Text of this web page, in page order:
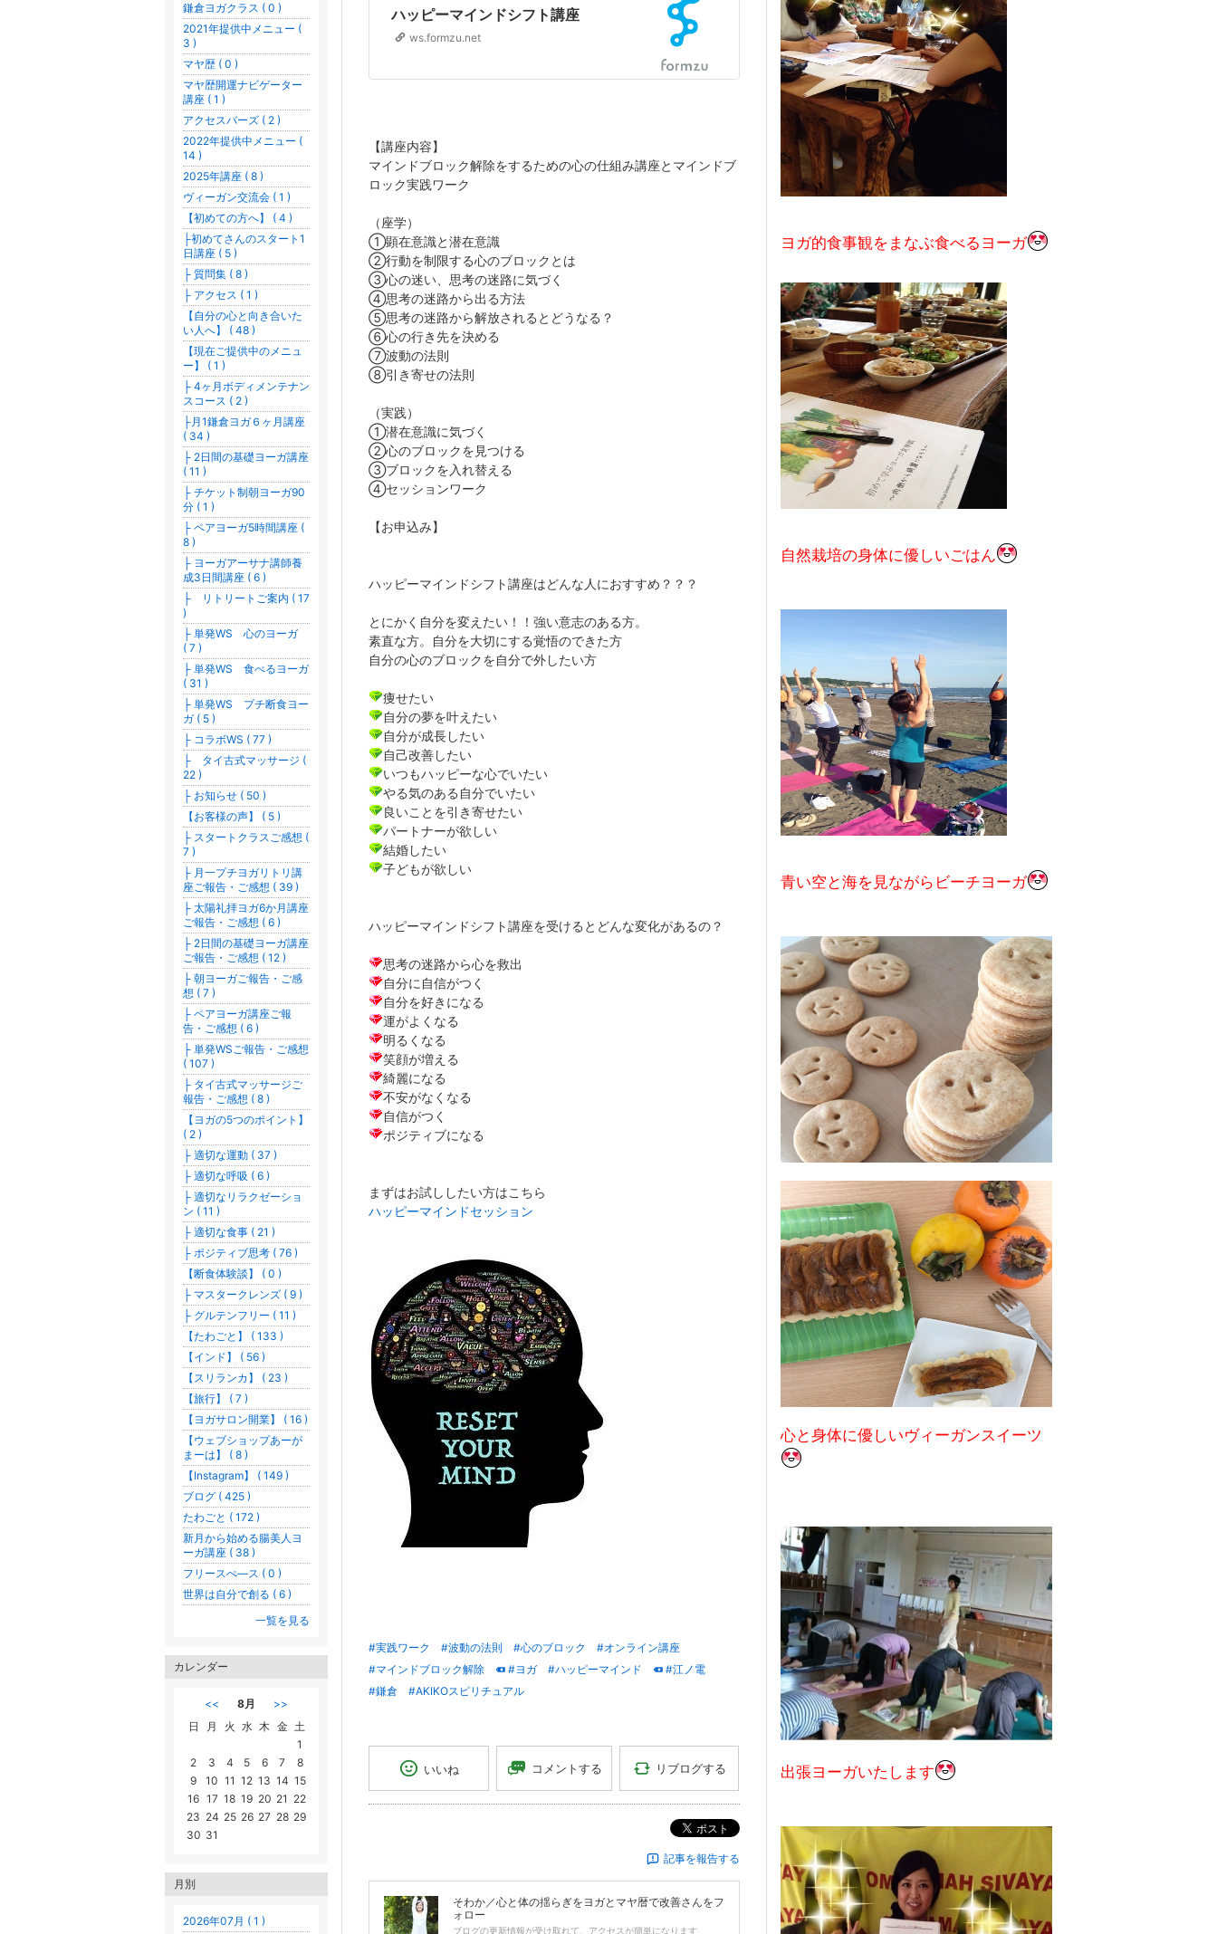
ハッピーマインドシフト講座
ws.formzu.net
【講座内容】
マインドブロック解除をするための心の仕組み講座とマインドブ
ロック実践ワーク
（座学）
①顕在意識と潜在意識
②行動を制限する心のブロックとは
③心の迷い、思考の迷路に気づく
④思考の迷路から出る方法
⑤思考の迷路から解放されるとどうなる？
⑥心の行き先を決める
⑦波動の法則
⑧引き寄せの法則
（実践）
①潜在意識に気づく
②心のブロックを見つける
③ブロックを入れ替える
④セッションワーク
【お申込み】
ハッピーマインドシフト講座はどんな人におすすめ？？？
とにかく自分を変えたい！！強い意志のある方。
素直な方。自分を大切にする覚悟のできた方
自分の心のブロックを自分で外したい方
痩せたい
自分の夢を叶えたい
自分が成長したい
自己改善したい
いつもハッピーな心でいたい
やる気のある自分でいたい
良いことを引き寄せたい
パートナーが欲しい
結婚したい
子どもが欲しい
ハッピーマインドシフト講座を受けるとどんな変化があるの？
思考の迷路から心を救出
自分に自信がつく
自分を好きになる
運がよくなる
明るくなる
笑顔が増える
綺麗になる
不安がなくなる
自信がつく
ポジティブになる
まずはお試ししたい方はこちら
ハッピーマインドセッション
#実践ワーク #波動の法則 #心のブロック
#オンライン講座
#マインドブロック解除
#ヨガ #ハッピーマインド
#江ノ電
#鎌倉
#AKIKOスピリチュアル
いいね コメントする リブログする
ポスト
記事を報告する
そわか／心と体の揺らぎをヨガとマヤ暦で改善さんをフ
ォロー
ブログの更新情報が受け取れて、アクセスが簡単になります
ヨガ的食事観をまなぶ食べるヨーガ
自然栽培の身体に優しいごはん
青い空と海を見ながらビーチヨーガ
心と身体に優しいヴィーガンスイーツ
出張ヨーガいたします
鎌倉ヨガクラス ( 0 )
2021年提供中メニュー (
3 )
マヤ歴 ( 0 )
マヤ歴開運ナビゲーター
講座 ( 1 )
アクセスバーズ ( 2 )
2022年提供中メニュー (
14 )
2025年講座 ( 8 )
ヴィーガン交流会 ( 1 )
【初めての方へ】 ( 4 )
├初めてさんのスタート1
日講座 ( 5 )
├ 質問集 ( 8 )
├ アクセス ( 1 )
【自分の心と向き合いた
い人へ】 ( 48 )
【現在ご提供中のメニュ
ー】 ( 1 )
├ 4ヶ月ボディメンテナン
スコース ( 2 )
├月1鎌倉ヨガ６ヶ月講座
( 34 )
├ 2日間の基礎ヨーガ講座
( 11 )
├ チケット制朝ヨーガ90
分 ( 1 )
├ ペアヨーガ5時間講座 (
8 )
├ ヨーガアーサナ講師養
成3日間講座 ( 6 )
├ リトリートご案内 ( 17
)
├ 単発WS 心のヨーガ
( 7 )
├ 単発WS 食べるヨーガ
( 31 )
├ 単発WS プチ断食ヨー
ガ ( 5 )
├ コラボWS ( 77 )
├ タイ古式マッサージ (
22 )
├ お知らせ ( 50 )
【お客様の声】 ( 5 )
├ スタートクラスご感想 (
7 )
├ 月一プチヨガリトリ講
座ご報告・ご感想 ( 39 )
├ 太陽礼拝ヨガ6か月講座
ご報告・ご感想 ( 6 )
├ 2日間の基礎ヨーガ講座
ご報告・ご感想 ( 12 )
├ 朝ヨーガご報告・ご感
想 ( 7 )
├ ペアヨーガ講座ご報
告・ご感想 ( 6 )
├ 単発WSご報告・ご感想
( 107 )
├ タイ古式マッサージご
報告・ご感想 ( 8 )
【ヨガの5つのポイント】
( 2 )
├ 適切な運動 ( 37 )
├ 適切な呼吸 ( 6 )
├ 適切なリラクゼーショ
ン ( 11 )
├ 適切な食事 ( 21 )
├ ポジティブ思考 ( 76 )
【断食体験談】 ( 0 )
├ マスタークレンズ ( 9 )
├ グルテンフリー ( 11 )
【たわごと】 ( 133 )
【インド】 ( 56 )
【スリランカ】 ( 23 )
【旅行】 ( 7 )
【ヨガサロン開業】 ( 16 )
【ウェブショップあーが
まーは】 ( 8 )
【Instagram】 ( 149 )
ブログ ( 425 )
たわごと ( 172 )
新月から始める腸美人ヨ
ーガ講座 ( 38 )
フリースぺ―ス ( 0 )
世界は自分で創る ( 6 )
一覧を見る
カレンダー
<< 8月
>>
日
月 火 水 木 金 土
1
2
3 4 5 6 7
8
9
10 11 12 13 14 15
16 17 18 19 20 21 22
23 24 25 26 27 28 29
30 31
月別
2026年07月 ( 1 )